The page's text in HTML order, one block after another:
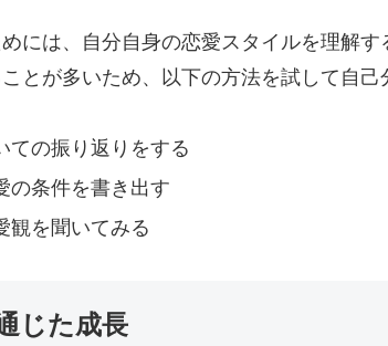
には、自分自身の恋愛スタイルを理解
とが多いため、以下の方法を試して自己
ての振り返りをする
の条件を書き出す
観を聞いてみる
じた成長